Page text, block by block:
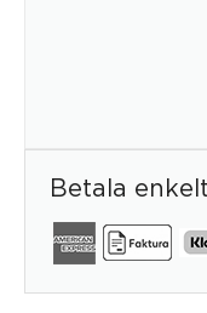
Betala